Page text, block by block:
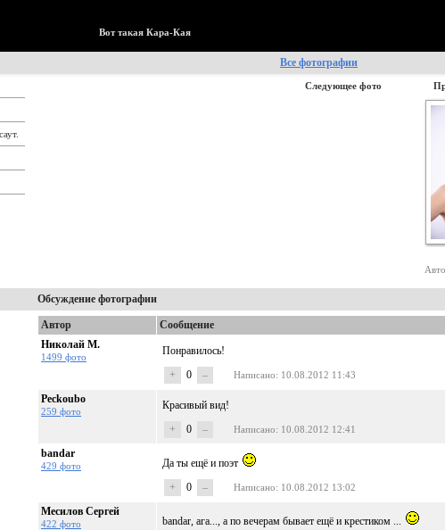
Вот такая Кара-Кая
Все фотографии
Следующее фото
Обсуждение фотографии
Автор
Сообщение
Николай М.
1499 фото
Понравилось!
+
0 – Написано: 10.08.2012 11:43
Peckoubo
259 фото
Красивый вид!
+
0 – Написано: 10.08.2012 12:41
bandar
429 фото
Да ты ещё и поэт
+
0 – Написано: 10.08.2012 13:02
Месилов Сергей
422 фото
bandar, ага..., а по вечерам бывает ещё и крестиком ...